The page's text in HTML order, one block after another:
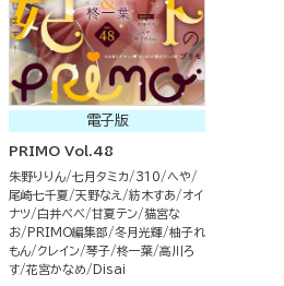
電子版
PRIMO Vol.48
朱野りりん 七月タミカ 310
へや
尾崎七千夏
天野なえ 紡木すあ
オイ
ナツ
白井べべ 甘夏テン 猫宮な
お
PRIMO編集部 冬月光輝 柚子れ
もん
クレイン 琴子 柊一葉 高川ろ
す 花宮かなめ Disai